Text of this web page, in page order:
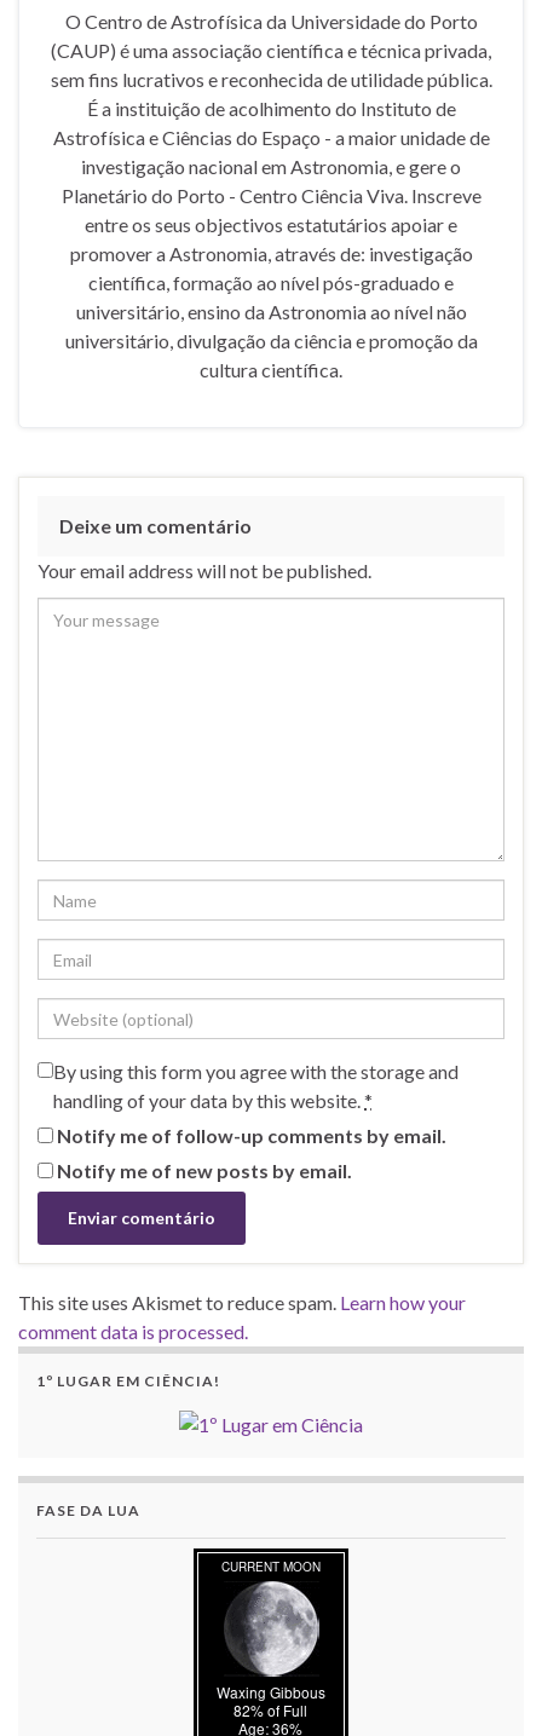
O Centro de Astrofísica da Universidade do Porto
(CAUP) é uma associação científica e técnica privada,
sem fins lucrativos e reconhecida de utilidade pública.
É a instituição de acolhimento do Instituto de
Astrofísica e Ciências do Espaço - a maior unidade de
investigação nacional em Astronomia, e gere o
Planetário do Porto - Centro Ciência Viva. Inscreve
entre os seus objectivos estatutários apoiar e
promover a Astronomia, através de: investigação
científica, formação ao nível pós-graduado e
universitário, ensino da Astronomia ao nível não
universitário, divulgação da ciência e promoção da
cultura científica.
Deixe um comentário
Your email address will not be published.
By using this form you agree with the storage and
handling of your data by this website.*
Notify me of follow-up comments by email.
Notify me of new posts by email.
This site uses Akismet to reduce spam. Learn how your
comment data is processed.
1º LUGAR EM CIÊNCIA!
FASE DA LUA